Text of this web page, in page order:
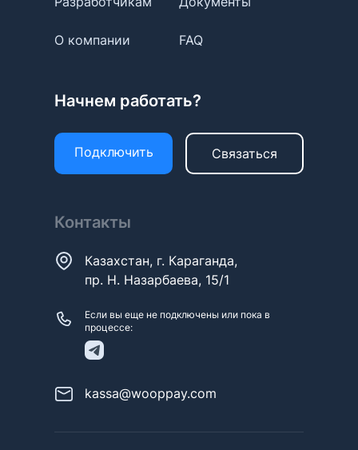
О компании FAQ
Начнем работать?
Подключить Связаться
Контакты
Если вы еще не подключены или пока в
процессе:
kassa@wooppay.com
Казахстан, г. Караганда,
пр. Н. Назарбаева, 15/1